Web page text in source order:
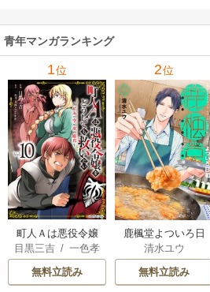
青年マンガランキング
1位
町人Ａは悪役令嬢
をどうしても救い
たい ～どぶと空
と氷の姫君～
目黒三吉 /一色孝
太郎 / Parum
無料立読み
2位
鹿楓堂よついろ日
和
清水ユウ
無料立読み